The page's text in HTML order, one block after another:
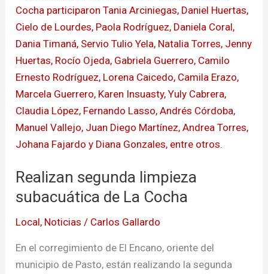
Realizan segunda limpieza
subacuática de La Cocha
Local, Noticias / Carlos Gallardo
En el corregimiento de El Encano, oriente del
municipio de Pasto, están realizando la segunda
segunda
limpieza
subacuática
de
La
Cocha